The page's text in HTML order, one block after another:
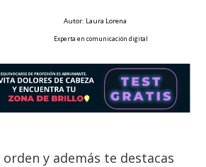
Autor: Laura Lorena
Experta en comunicación digital
y además te destacas